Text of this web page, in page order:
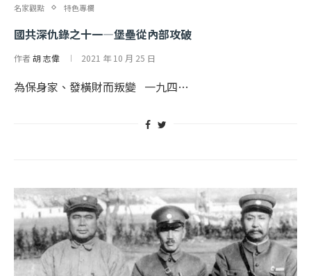
名家觀點 特色專欄
國共深仇錄之十一—堡壘從內部攻破
作者胡 志偉 2021 年 10 月 25 日
為保身家、發橫財而叛變 一九四…